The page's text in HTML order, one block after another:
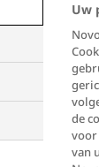
Uw
de
voor
van